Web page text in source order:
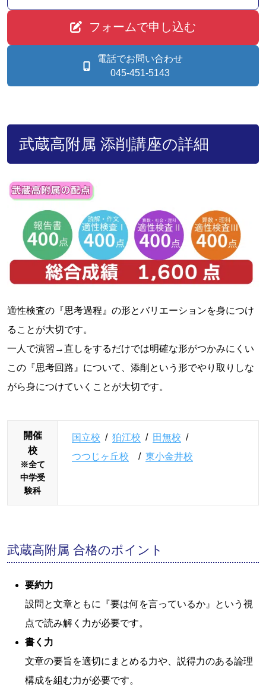
フォームで申し込む
電話でお問い合わせ
045-451-5143
武蔵高附属 添削講座の詳細
適性検査の『思考過程』の形とバリエーションを身につけ
ることが大切です。
一人で演習→直しをするだけでは明確な形がつかみにくい
この『思考回路』について、添削という形でやり取りしな
がら身につけていくことが大切です。
開催
校
※全て
中学受
験科
国立校 / 狛江校 / 田無校 /
つつじヶ丘校
/ 東小金井校
武蔵高附属 合格のポイント
要約力
設問と文章ともに『要は何を言っているか』という視
点で読み解く力が必要です。
書く力
文章の要旨を適切にまとめる力や、説得力のある論理
構成を組む力が必要です。